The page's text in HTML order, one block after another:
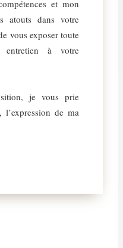
et mon
atouts dans votre
vous exposer toute
à votre
je vous prie
l’expression de ma